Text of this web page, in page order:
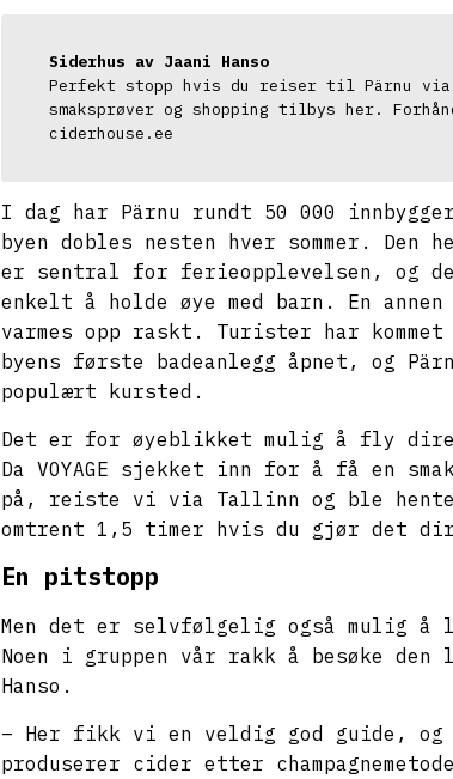
Siderhus av Jaani Hanso
Perfekt stopp hvis du reiser til Pärnu
ciderhouse.ee
I dag har Pärnu rundt 50 000
byen dobles nesten hver sommer. Den
er sentral for ferieopplevelsen, og
enkelt å holde øye med barn. En
varmes opp raskt. Turister har
byens første badeanlegg åpnet, og
populært kursted.
Det er for øyeblikket mulig å fly
Da VOYAGE sjekket inn for å få en
på, reiste vi via Tallinn og ble
omtrent 1,5 timer hvis du gjør det
En pitstopp
Men det er selvfølgelig også mulig
Noen i gruppen vår rakk å besøke den
Hanso.
– Her fikk vi en veldig god guide, og
produserer cider etter